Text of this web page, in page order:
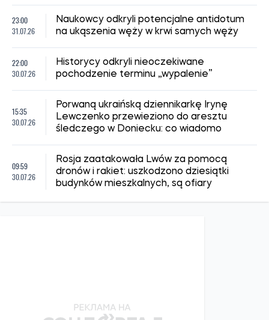
23:00
31.07.26
Naukowcy odkryli potencjalne antidotum
na ukąszenia węży w krwi samych węży
22:00
30.07.26
Historycy odkryli nieoczekiwane
pochodzenie terminu „wypalenie”
15:35
30.07.26
Porwaną ukraińską dziennikarkę Irynę
Lewczenko przewieziono do aresztu
śledczego w Doniecku: co wiadomo
09:59
30.07.26
Rosja zaatakowała Lwów za pomocą
dronów i rakiet: uszkodzono dziesiątki
budynków mieszkalnych, są ofiary